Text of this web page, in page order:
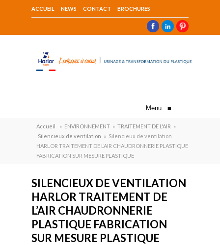
ACCUEIL NEWS CONTACT BROCHURES
Menu ≡
Accueil » ENVIRONNEMENT » TRAITEMENT DE L'AIR »
Silencieux de ventilation » Silencieux de ventilation
HARLOR TRAITEMENT DE L’AIR CHAUDRONNERIE PLASTIQUE
FABRICATION SUR MESURE PLASTIQUE
SILENCIEUX DE VENTILATION
HARLOR TRAITEMENT DE
L’AIR CHAUDRONNERIE
PLASTIQUE FABRICATION
SUR MESURE PLASTIQUE